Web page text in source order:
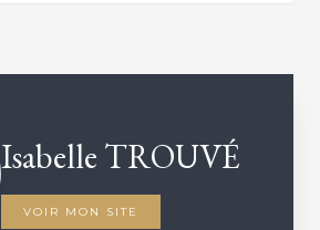
Isabelle TROUVÉ
VOIR MON SITE